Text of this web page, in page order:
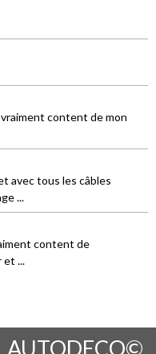
content de mon
avec tous les câbles
...
content de
et ...
AUTODECO©